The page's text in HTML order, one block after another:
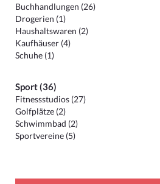
Buchhandlungen (26)
Drogerien (1)
Haushaltswaren (2)
Kaufhäuser (4)
Schuhe (1)
Sport (36)
Fitnessstudios (27)
Golfplätze (2)
Schwimmbad (2)
Sportvereine (5)